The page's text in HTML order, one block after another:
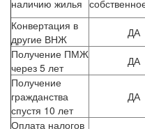
наличию жилья
Конвертация в
другие ВНЖ
ДА
Получение ПМЖ
через 5 лет
ДА
Получение
гражданства
спустя 10 лет
ДА
Оплата налогов